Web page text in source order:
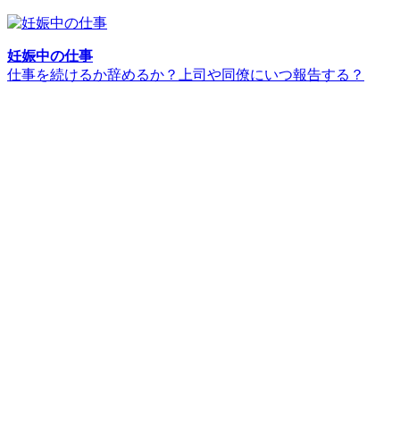
妊娠中の仕事
仕事を続けるか辞めるか？上司や同僚にいつ報告する？